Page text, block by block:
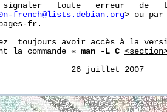
toute   erreur   de
french@lists.debian.org> ou par
fr.
toujours avoir accès à la
la commande «
man -L C